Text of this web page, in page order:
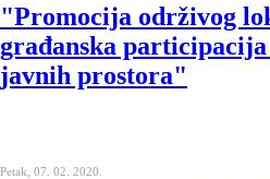
"Promocija održivog
građanska
javnih prostora"
Petak, 07. 02. 2020.